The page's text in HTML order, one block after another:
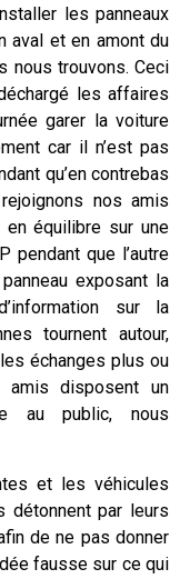
les panneaux
aval et en amont du
nous trouvons. Ceci
les affaires
garer la voiture
car il n’est pas
qu’en contrebas
nos amis
équilibre sur une
pendant que l’autre
exposant la
sur la
tournent autour,
échanges plus ou
amis disposent un
au public, nous
et les véhicules
détonnent par leurs
de ne pas donner
fausse sur ce qui